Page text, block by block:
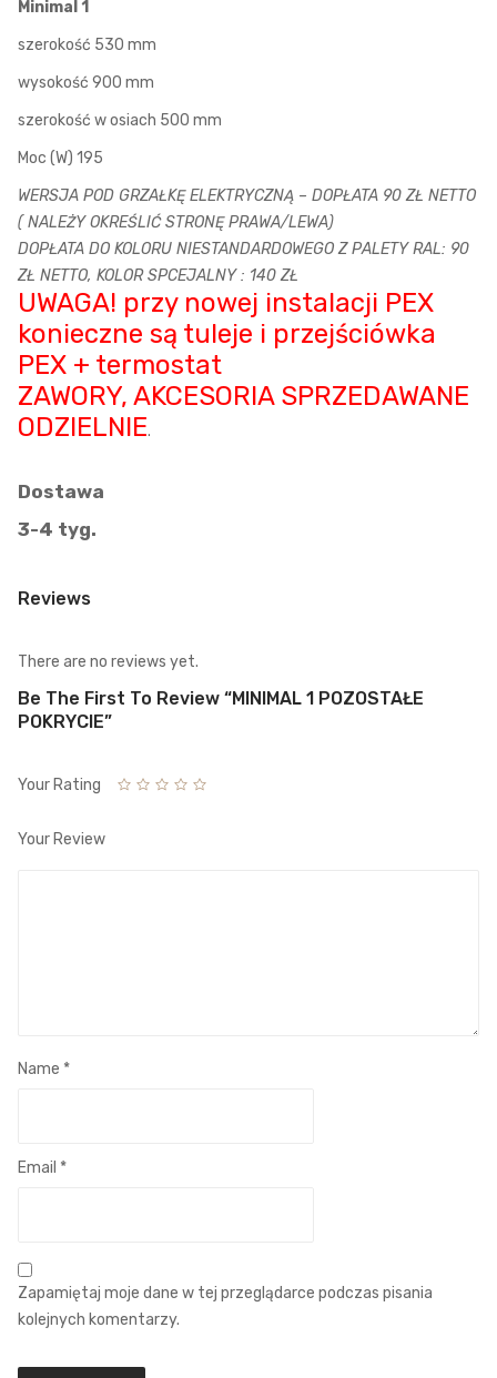
Minimal 1
szerokość 530 mm
wysokość 900 mm
szerokość w osiach 500 mm
Moc (W) 195
WERSJA POD GRZAŁKĘ ELEKTRYCZNĄ – DOPŁATA 90 ZŁ NETTO
( NALEŻY OKREŚLIĆ STRONĘ PRAWA/LEWA)
DOPŁATA DO KOLORU NIESTANDARDOWEGO Z PALETY RAL: 90
ZŁ NETTO, KOLOR SPCEJALNY : 140 ZŁ
UWAGA! przy nowej instalacji PEX
konieczne są tuleje i przejściówka
PEX + termostat
ZAWORY, AKCESORIA SPRZEDAWANE
ODZIELNIE.
Dostawa
3-4 tyg.
Reviews
There are no reviews yet.
Be The First To Review “MINIMAL 1 POZOSTAŁE
POKRYCIE”
Your Rating
Your Review
Name *
Email *
Zapamiętaj moje dane w tej przeglądarce podczas pisania
kolejnych komentarzy.